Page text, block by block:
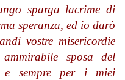
sparga lacrime di
speranza, ed io darò
vostre misericordie
sposa del
e sempre per i miei